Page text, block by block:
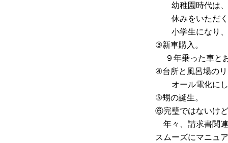
幼稚園時代は、
休みをいただく
小学生になり、
③新車購入。
９年乗った車と
④台所と風呂場の
オール電化にし
⑤甥の誕生。
⑥完璧ではないけ
年々、請求書関
スムーズにマニュ